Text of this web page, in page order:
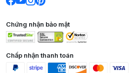
Chứng nhận bảo mật
Chấp nhận thanh toán